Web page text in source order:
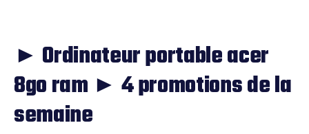
► Ordinateur portable acer
8go ram ► 4 promotions de la
semaine